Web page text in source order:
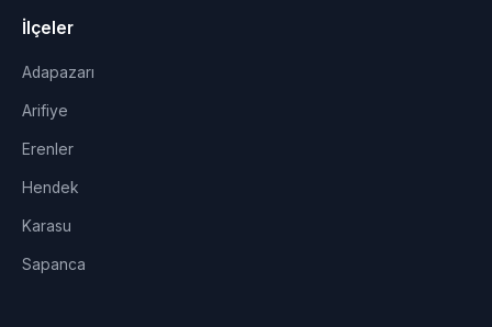
İlçeler
Adapazarı
Arifiye
Erenler
Hendek
Karasu
Sapanca